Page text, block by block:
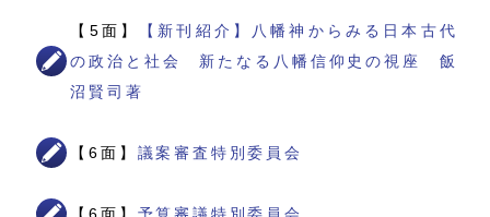
【5面】
【新刊紹介】八幡神からみる日本古代
の政治と社会 新たなる八幡信仰史の視座 飯
沼賢司著
【6面】 議案審査特別委員会